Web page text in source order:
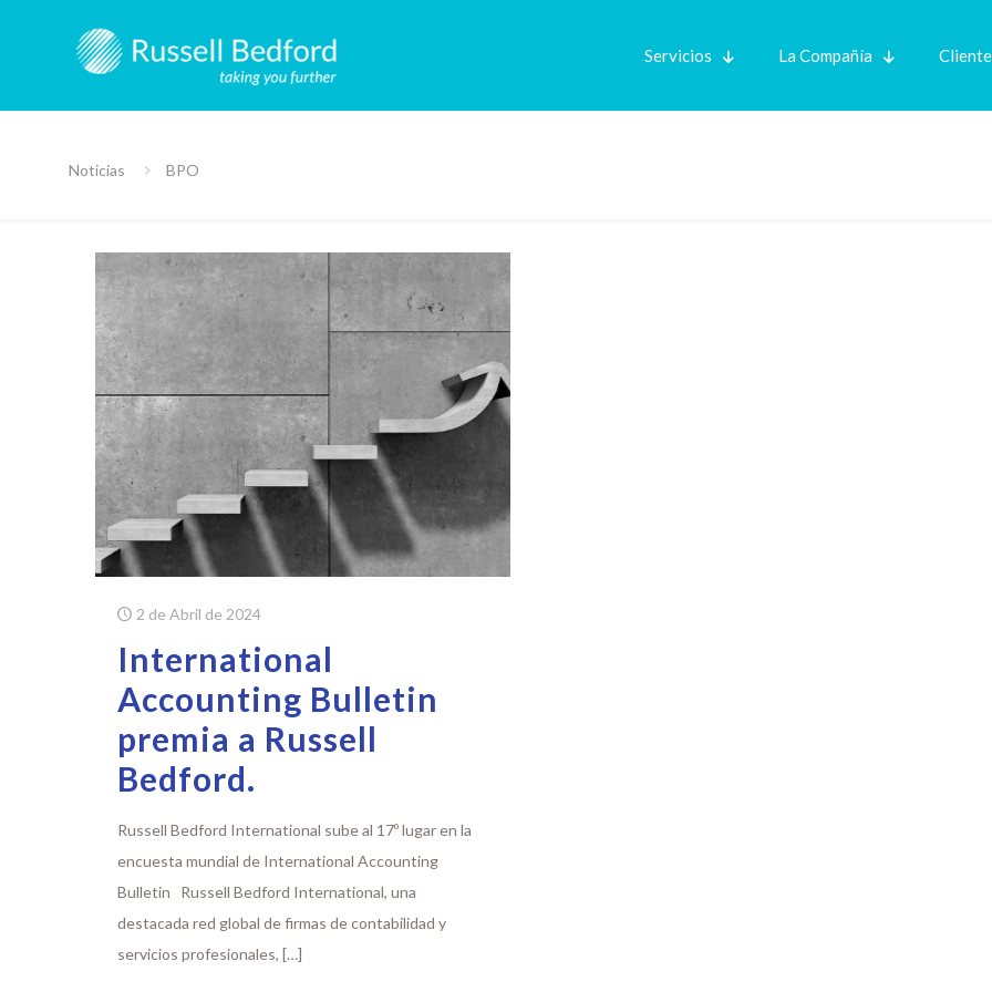
Servicios La Compañía
Noticias BPO
2 de Abril de 2024
International
Accounting Bulletin
premia a Russell
Bedford.
Russell Bedford International sube al 17º lugar en la
encuesta mundial de International Accounting
Bulletin Russell Bedford International, una
destacada red global de firmas de contabilidad y
servicios profesionales, […]